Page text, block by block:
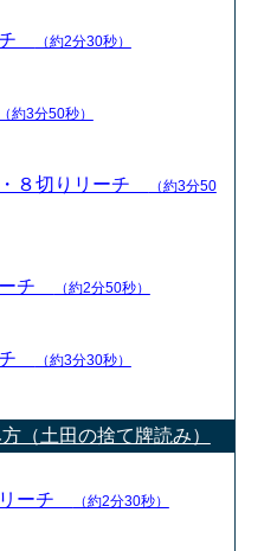
チ （約2分30秒）
（約3分50秒）
８切りリーチ
（約3分50
ーチ （約2分50秒）
チ （約3分30秒）
（土田の捨て牌読み）
リーチ （約2分30秒）